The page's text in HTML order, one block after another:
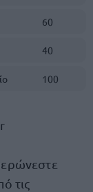
60
40
100
τις